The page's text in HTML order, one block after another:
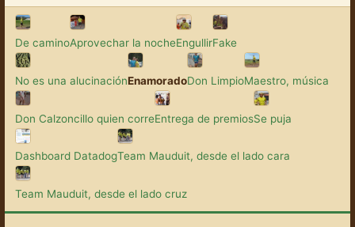
De caminoAprovechar la nocheEngullirFake
No es una alucinaciónEnamoradoDon LimpioMaestro, música
Don Calzoncillo quien correEntrega de premiosSe puja
Dashboard DatadogTeam Mauduit, desde el lado cara
Team Mauduit, desde el lado cruz